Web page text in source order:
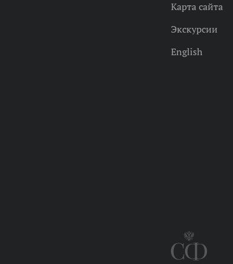
Карта сайта
Экскурсии
English